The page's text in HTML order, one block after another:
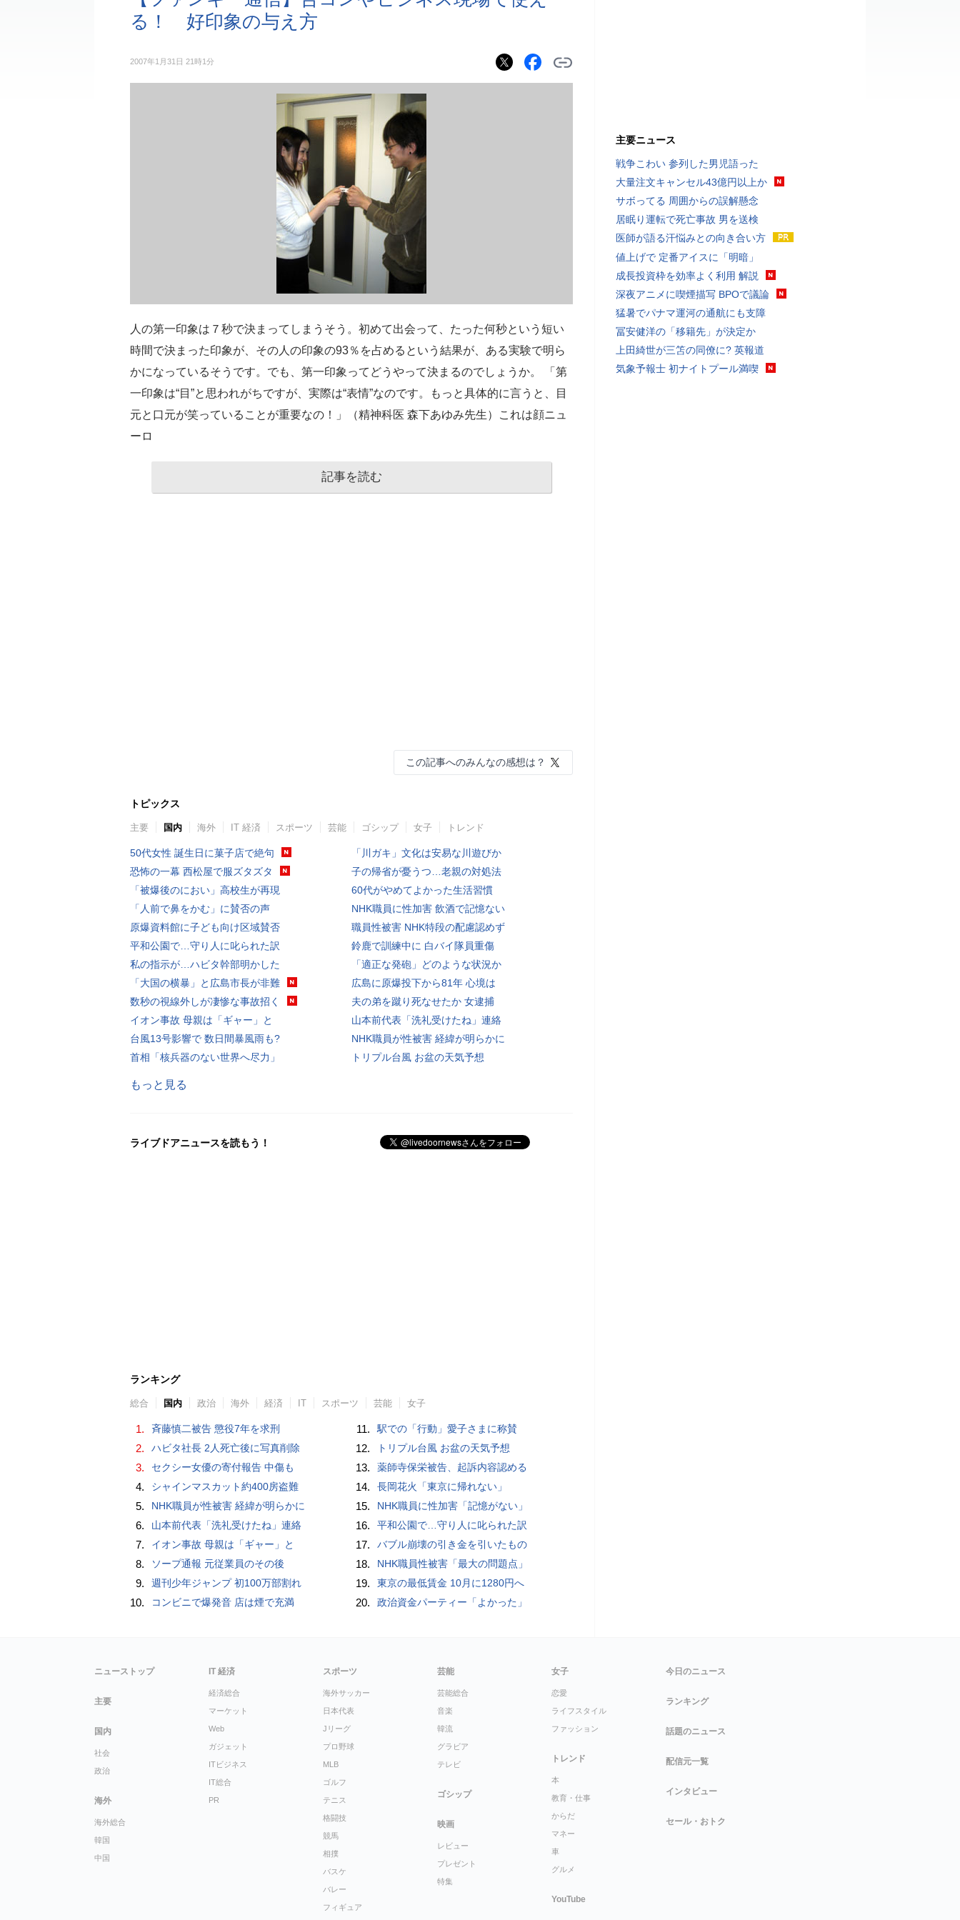
る！ 好印象の与え方
2007年1月31日 21時1分
人の第一印象は７秒で決まってしまうそう。初めて出会って、たった何秒という短い
時間で決まった印象が、その人の印象の93％を占めるという結果が、ある実験で明ら
かになっているそうです。でも、第一印象ってどうやって決まるのでしょうか。 「第
一印象は“目”と思われがちですが、実際は“表情”なのです。もっと具体的に言うと、目
元と口元が笑っていることが重要なの！」（精神科医 森下あゆみ先生）これは顔ニュ
ーロ
記事を読む
この記事へのみんなの感想は？
トピックス
主要 国内 海外 IT 経済 スポーツ 芸能 ゴシップ 女子 トレンド
50代女性 誕生日に菓子店で絶句
恐怖の一幕 西松屋で服ズタズタ
「被爆後のにおい」高校生が再現
「人前で鼻をかむ」に賛否の声
原爆資料館に子ども向け区域賛否
平和公園で…守り人に叱られた訳
私の指示が…ハビタ幹部明かした
「大国の横暴」と広島市長が非難
数秒の視線外しが凄惨な事故招く
イオン事故 母親は「ギャー」と
台風13号影響で 数日間暴風雨も?
首相「核兵器のない世界へ尽力」
「川ガキ」文化は安易な川遊びか
子の帰省が憂うつ…老親の対処法
60代がやめてよかった生活習慣
NHK職員に性加害 飲酒で記憶ない
職員性被害 NHK特段の配慮認めず
鈴鹿で訓練中に 白バイ隊員重傷
「適正な発砲」どのような状況か
広島に原爆投下から81年 心境は
夫の弟を蹴り死なせたか 女逮捕
山本前代表「洗礼受けたね」連絡
NHK職員が性被害 経緯が明らかに
トリプル台風 お盆の天気予想
もっと見る
ライブドアニュースを読もう！
ランキング
総合 国内 政治 海外 経済 IT スポーツ 芸能 女子
1. 斉藤慎二被告 懲役7年を求刑
2. ハビタ社長 2人死亡後に写真削除
3. セクシー女優の寄付報告 中傷も
4. シャインマスカット約400房盗難
5. NHK職員が性被害 経緯が明らかに
6. 山本前代表「洗礼受けたね」連絡
7. イオン事故 母親は「ギャー」と
8. ソープ通報 元従業員のその後
9. 週刊少年ジャンプ 初100万部割れ
10. コンビニで爆発音 店は煙で充満
11. 駅での「行動」愛子さまに称賛
12. トリプル台風 お盆の天気予想
13. 薬師寺保栄被告、起訴内容認める
14. 長岡花火「東京に帰れない」
15. NHK職員に性加害「記憶がない」
16. 平和公園で…守り人に叱られた訳
17. バブル崩壊の引き金を引いたもの
18. NHK職員性被害「最大の問題点」
19. 東京の最低賃金 10月に1280円へ
20. 政治資金パーティー「よかった」
主要ニュース
戦争こわい 参列した男児語った
大量注文キャンセル43億円以上か
サボってる 周囲からの誤解懸念
居眠り運転で死亡事故 男を送検
医師が語る汗悩みとの向き合い方
値上げで 定番アイスに「明暗」
成長投資枠を効率よく利用 解説
深夜アニメに喫煙描写 BPOで議論
猛暑でパナマ運河の通航にも支障
冨安健洋の「移籍先」が決定か
上田綺世が三笘の同僚に? 英報道
気象予報士 初ナイトプール満喫
ニューストップ
主要
国内
社会
政治
海外
海外総合
韓国
中国
IT 経済
経済総合
マーケット
Web
ガジェット
ITビジネス
IT総合
PR
スポーツ
海外サッカー
日本代表
Jリーグ
プロ野球
MLB
ゴルフ
テニス
格闘技
競馬
相撲
バスケ
バレー
フィギュア
芸能
芸能総合
音楽
韓流
グラビア
テレビ
ゴシップ
映画
レビュー
プレゼント
特集
女子
恋愛
ライフスタイル
ファッション
トレンド
本
教育・仕事
からだ
マネー
車
グルメ
YouTube
今日のニュース
ランキング
話題のニュース
配信元一覧
インタビュー
セール・おトク